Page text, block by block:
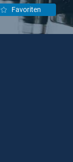
Favoriten